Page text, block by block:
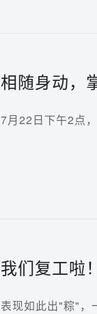
相随身动，
势待发
7月22日下午2点，
我们复工啦
界！
表现如此出"粽"，